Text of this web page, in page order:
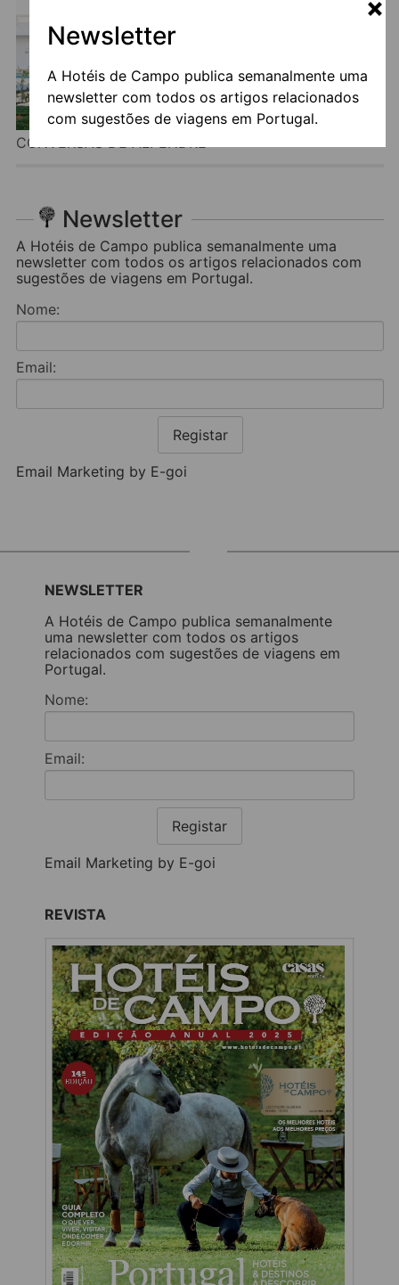
Newsletter
A Hotéis de Campo publica semanalmente uma
newsletter com todos os artigos relacionados
com sugestões de viagens em Portugal.
CONVERSAS DE ALPENDRE
Newsletter
A Hotéis de Campo publica semanalmente uma
newsletter com todos os artigos relacionados com
sugestões de viagens em Portugal.
Nome:
Email:
Registar
Email Marketing by E-goi
NEWSLETTER
A Hotéis de Campo publica semanalmente
uma newsletter com todos os artigos
relacionados com sugestões de viagens em
Portugal.
Nome:
Email:
Registar
Email Marketing by E-goi
REVISTA